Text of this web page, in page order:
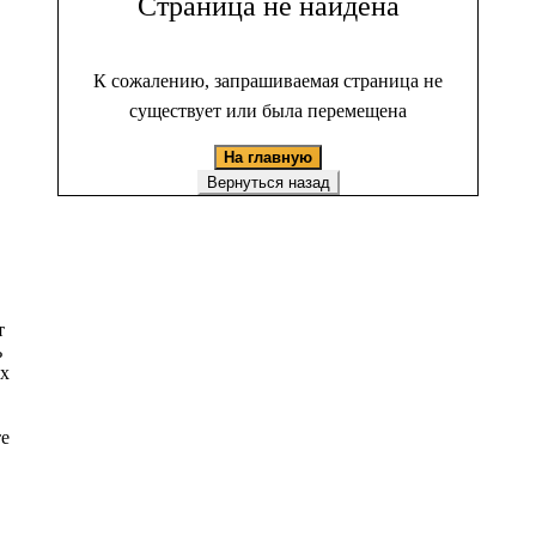
К сожалению, запрашиваемая страница не
существует или была перемещена
На главную
Вернуться назад